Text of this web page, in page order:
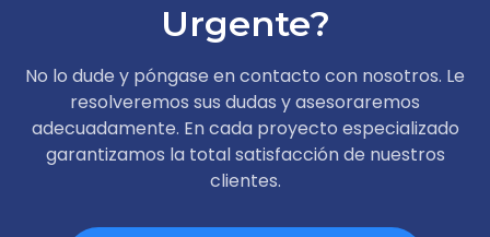
Urgente?
No lo dude y póngase en contacto con nosotros. Le
resolveremos sus dudas y asesoraremos
adecuadamente. En cada proyecto especializado
garantizamos la total satisfacción de nuestros
clientes.